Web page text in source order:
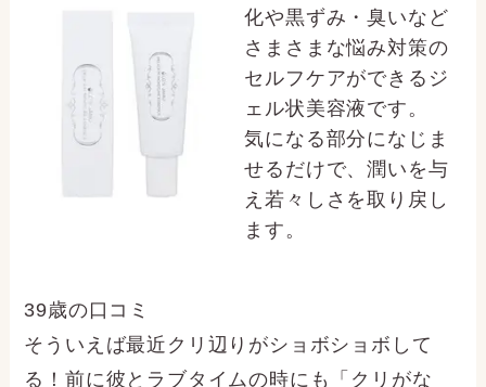
化や黒ずみ・臭いなど
さまさまな悩み対策の
セルフケアができるジ
ェル状美容液です。
気になる部分になじま
せるだけで、潤いを与
え若々しさを取り戻し
ます。
39歳の口コミ
そういえば最近クリ辺りがショボショボして
る！前に彼とラブタイムの時にも「クリがな